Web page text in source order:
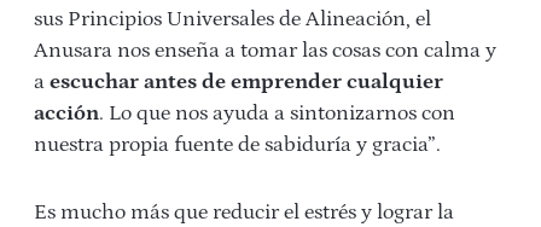
sus Principios Universales de Alineación, el
Anusara nos enseña a tomar las cosas con calma y
a escuchar antes de emprender cualquier
acción. Lo que nos ayuda a sintonizarnos con
nuestra propia fuente de sabiduría y gracia”.
Es mucho más que reducir el estrés y lograr la